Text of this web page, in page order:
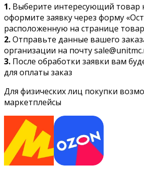
1. Выберите интересующий товар
оформите заявку через форму
расположенную на странице
2.Отправьте данные вашего
организации на почту
3. После обработки заявки вам
для оплаты заказ
Для физических лиц покупки
маркетплейсы